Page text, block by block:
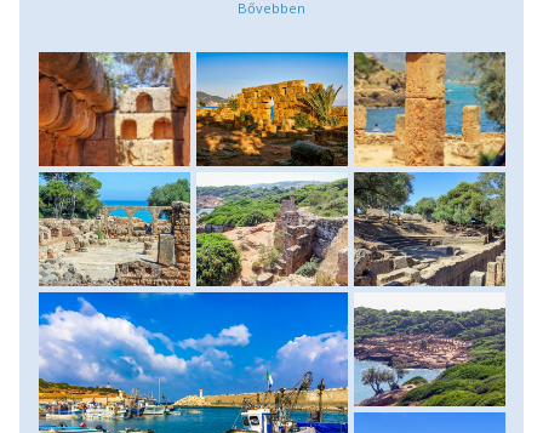
órát vesz igénybe. Tipaza különleges helyszín: egykori pun,
része. A város maradványai festői tengerparti
környezetben fekszenek, és kivételesen jó állapotban
maradtak fenn. A séta során megtekintjük a római
színházat, a fürdőket, a bazilikákat, az amfiteátrumot, a
nekropoliszt és az egykori kereskedelmi és lakónegyedek
romjait. A rómaiak mellett berber, bizánci és keresztény
hatások is nyomot hagytak a város építészetén, így a séta
egy időutazás is egyben. Késő délután, az élményekkel teli
látogatás után visszautazunk Algírba, ahol elfoglaljuk
utolsó szállásunkat. Az estét szabadprogram keretében
tölthetjük: lehetőség nyílik egy könnyű vacsorára egy helyi
étteremben vagy sétára Algír óvárosának környékén, attól
függően, mennyi energiánk marad a nap végére. Szállás:
szálloda, ellátás: reggeli.